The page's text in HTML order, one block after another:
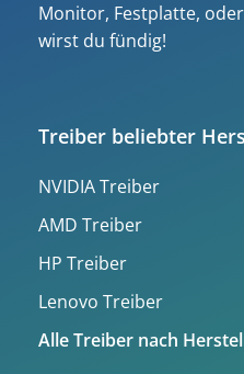
Monitor, Festplatte,
wirst du fündig!
Treiber beliebter
NVIDIA Treiber
AMD Treiber
HP Treiber
Lenovo Treiber
Alle Treiber nach